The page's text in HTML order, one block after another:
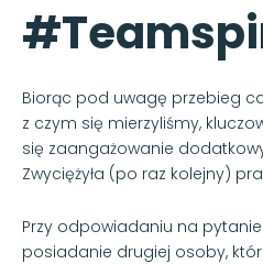
Biorąc pod uwagę przebieg
z czym się mierzyliśmy,
się zaangażowanie
Zwyciężyła (po raz kolejny)
Przy odpowiadaniu na pytanie
posiadanie drugiej osoby,